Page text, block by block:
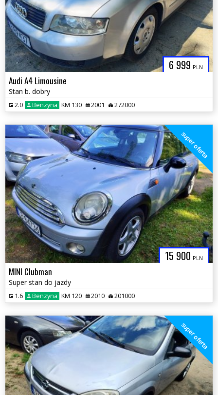
6 999 PLN
Audi A4 Limousine
Stan b. dobry
2.0 Benzyna KM 130 2001 272000
15 900 PLN
super oferta
MINI Clubman
Super stan do jazdy
1.6 Benzyna KM 120 2010 201000
super oferta